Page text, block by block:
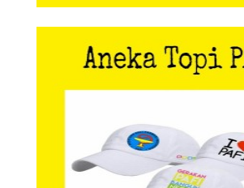
Aneka Topi PAFI